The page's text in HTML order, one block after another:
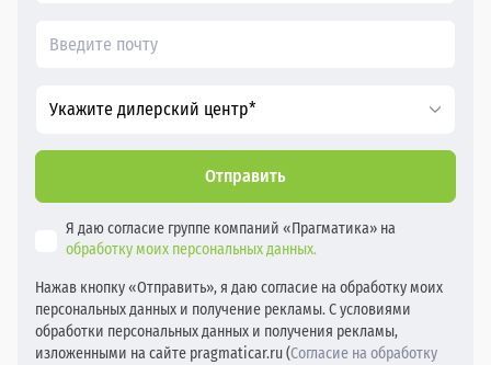
Укажите дилерский центр*
Отправить
Я даю согласие группе компаний «Прагматика» на
обработку моих персональных данных.
Нажав кнопку «Отправить», я даю согласие на обработку моих
персональных данных и получение рекламы. С условиями
обработки персональных данных и получения рекламы,
изложенными на сайте pragmaticar.ru (Согласие на обработку